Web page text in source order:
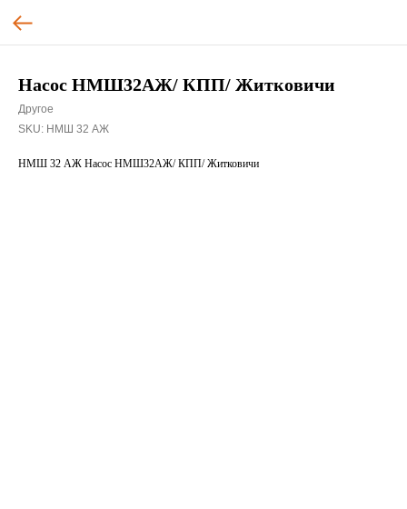
Насос НМШ32АЖ/ КПП/ Житковичи
Другое
SKU: НМШ 32 АЖ
НМШ 32 АЖ Насос НМШ32АЖ/ КПП/ Житковичи